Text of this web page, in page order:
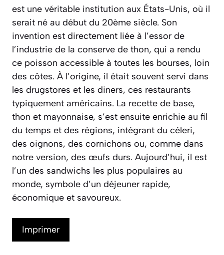
est une véritable institution aux États-Unis, où il
serait né au début du 20ème siècle. Son
invention est directement liée à l’essor de
l’industrie de la conserve de thon, qui a rendu
ce poisson accessible à toutes les bourses, loin
des côtes. À l’origine, il était souvent servi dans
les drugstores et les diners, ces restaurants
typiquement américains. La recette de base,
thon et mayonnaise, s’est ensuite enrichie au fil
du temps et des régions, intégrant du céleri,
des oignons, des cornichons ou, comme dans
notre version, des œufs durs. Aujourd’hui, il est
l’un des sandwichs les plus populaires au
monde, symbole d’un déjeuner rapide,
économique et savoureux.
Imprimer